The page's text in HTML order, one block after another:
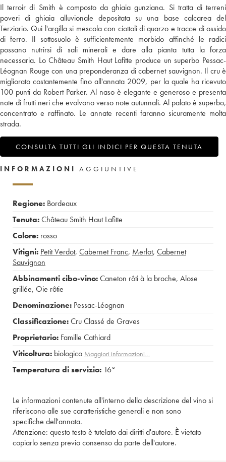
Il terroir di Smith è composto da ghiaia gunziana. Si tratta di terreni
poveri di ghiaia alluvionale depositata su una base calcarea del
Terziario. Qui l'argilla si mescola con ciottoli di quarzo e tracce di ossido
di ferro. Il sottosuolo è sufficientemente morbido affinché le radici
possano nutrirsi di sali minerali e dare alla pianta tutta la forza
necessaria. Lo Château Smith Haut Lafitte produce un superbo Pessac-
Léognan Rouge con una preponderanza di cabernet sauvignon. Il cru è
migliorato costantemente fino all'annata 2009, per la quale ha ricevuto
100 punti da Robert Parker. Al naso è elegante e generoso e presenta
note di frutti neri che evolvono verso note autunnali. Al palato è superbo,
concentrato e raffinato. Le annate recenti faranno sicuramente molta
strada.
CONSULTA TUTTI GLI INDICI PER QUESTA TENUTA
INFORMAZIONI AGGIUNTIVE
Regione: Bordeaux
Tenuta:Château Smith Haut Lafitte
Colore: rosso
Vitigni: Petit Verdot, Cabernet Franc, Merlot, Cabernet
Sauvignon
Abbinamenti cibo-vino:Caneton rôti à la broche, Alose
grillée, Oie rôtie
Denominazione: Pessac-Léognan
Classificazione:Cru Classé de Graves
Proprietario: Famille Cathiard
Viticoltura: biologico Maggiori informazioni…
Temperatura di servizio: 16°
Le informazioni contenute all'interno della descrizione del vino si
riferiscono alle sue caratteristiche generali e non sono
specifiche dell'annata.
Attenzione: questo testo è tutelato dai diritti d'autore. È vietato
copiarlo senza previo consenso da parte dell'autore.